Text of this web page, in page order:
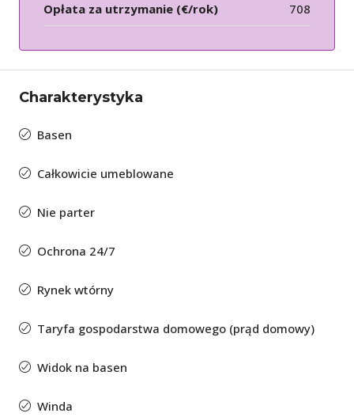
Opłata za utrzymanie (€/rok) 708
Charakterystyka
Basen
Całkowicie umeblowane
Nie parter
Ochrona 24/7
Rynek wtórny
Taryfa gospodarstwa domowego (prąd domowy)
Widok na basen
Winda